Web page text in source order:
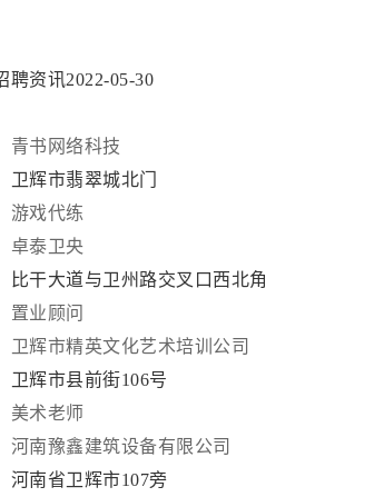
聘资讯2022-05-30
青书网络科技
卫辉市翡翠城北门
游戏代练
卓泰卫央
比干大道与卫州路交叉口西北角
置业顾问
卫辉市精英文化艺术培训公司
卫辉市县前街106号
美术老师
河南豫鑫建筑设备有限公司
河南省卫辉市107旁